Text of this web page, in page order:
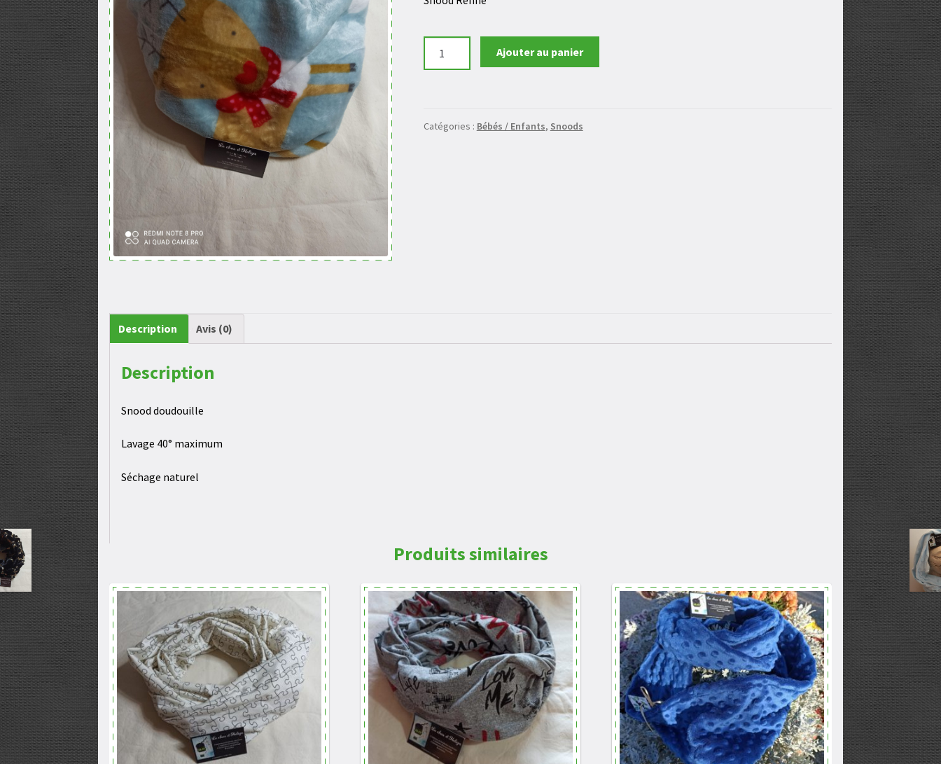
Ajouter au panier
Catégories : Bébés / Enfants, Snoods
Description Avis (0)
Description
Snood doudouille
Lavage 40° maximum
Séchage naturel
Produits similaires